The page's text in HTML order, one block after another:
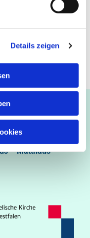
Details zeigen
–Matthäus–